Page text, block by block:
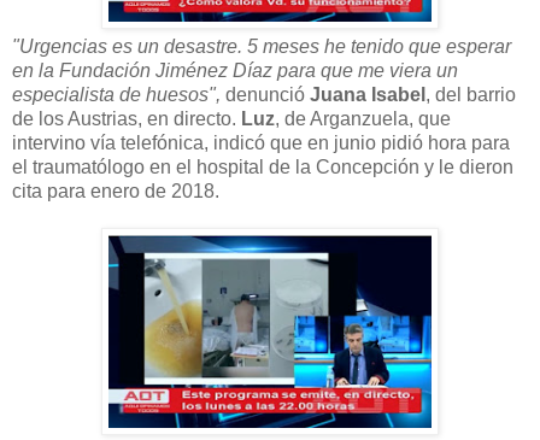
"Urgencias es un desastre. 5 meses he tenido que esperar
en la Fundación Jiménez Díaz para que me viera un
especialista de huesos", denunció Juana Isabel , del barrio
de los Austrias, en directo. Luz, de Arganzuela, que
intervino vía telefónica, indicó que en junio pidió hora para
el traumatólogo en el hospital de la Concepción y le dieron
cita para enero de 2018.